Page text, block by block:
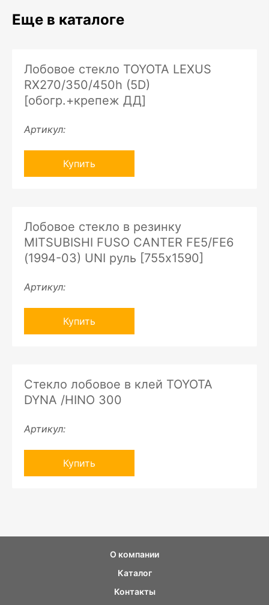
Еще в каталоге
Лобовое стекло TOYOTA LEXUS
RX270/350/450h (5D)
[обогр.+крепеж ДД]
Артикул:
Купить
Лобовое стекло в резинку
MITSUBISHI FUSO CANTER FE5/FE6
(1994-03) UNI руль [755х1590]
Артикул:
Купить
Стекло лобовое в клей TOYOTA
DYNA /HINO 300
Артикул:
Купить
О компании
Каталог
Контакты